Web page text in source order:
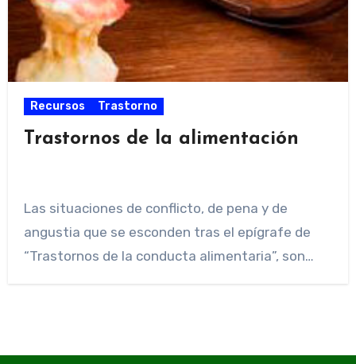
Recursos Trastorno
Trastornos de la alimentación
Las situaciones de conflicto, de pena y de
angustia que se esconden tras el epígrafe de
“Trastornos de la conducta alimentaria”, son…